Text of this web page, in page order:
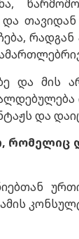
და მის
და